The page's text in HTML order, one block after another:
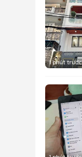
1 phút trước